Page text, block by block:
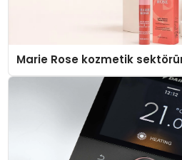
Marie Rose kozmetik